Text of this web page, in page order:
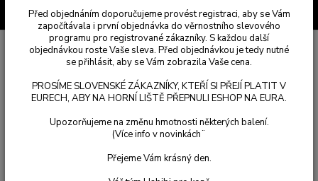
Hledat
STÁJ HABIBI Alisha - arabská klisna
ALISHA
Alisha je arabská klisna dovezená z Polska. Porodila nám
hřebečka Aldana. Alisha je mladá a připravujeme ji na kariéru
tuláckého koně :-) Z Polska k nám dorazila plachá z velkého
Před objednáním doporučujeme provést registraci, aby se Vám
započítávala i první objednávka do věrnostního slevového
programu pro registrované zákazníky. S každou další
objednávkou roste Vaše sleva. Před objednávkou je tedy nutné
se přihlásit, aby se Vám zobrazila Vaše cena.
PROSÍME SLOVENSKÉ ZÁKAZNÍKY, KTEŘÍ SI PŘEJÍ PLATIT V
EURECH, ABY NA HORNÍ LIŠTĚ PŘEPNULI ESHOP NA EURA.
Upozorňujeme na změnu hmotnosti některých balení.
(Více info v novinkách¨
Přejeme Vám krásný den.